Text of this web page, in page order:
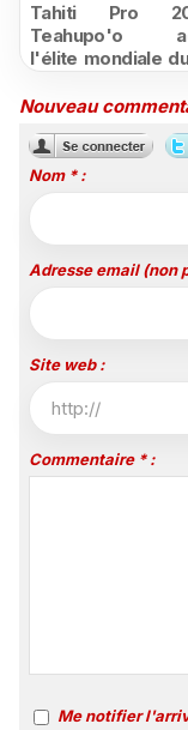
Tahiti Pro
Teahupo'o
l'élite mondiale
Polynésie la 1ère
Nouveau
Nom * :
Adresse email (non
Site web :
Commentaire * :
Me notifier